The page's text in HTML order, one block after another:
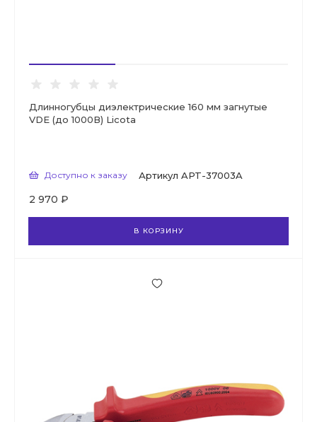
Длинногубцы диэлектрические 160 мм загнутые
VDE (до 1000В) Licota
Доступно к заказу Артикул APT-37003A
2 970 ₽
В КОРЗИНУ